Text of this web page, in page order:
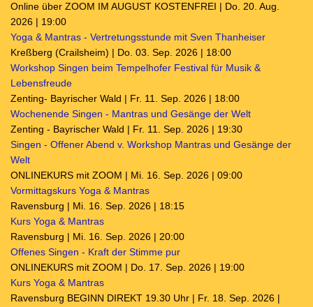
Online über ZOOM IM AUGUST KOSTENFREI | Do. 20. Aug.
2026 | 19:00
Yoga & Mantras - Vertretungsstunde mit Sven Thanheiser
Kreßberg (Crailsheim) | Do. 03. Sep. 2026 | 18:00
Workshop Singen beim Tempelhofer Festival für Musik &
Lebensfreude
Zenting- Bayrischer Wald | Fr. 11. Sep. 2026 | 18:00
Wochenende Singen - Mantras und Gesänge der Welt
Zenting - Bayrischer Wald | Fr. 11. Sep. 2026 | 19:30
Singen - Offener Abend v. Workshop Mantras und Gesänge der
Welt
ONLINEKURS mit ZOOM | Mi. 16. Sep. 2026 | 09:00
Vormittagskurs Yoga & Mantras
Ravensburg | Mi. 16. Sep. 2026 | 18:15
Kurs Yoga & Mantras
Ravensburg | Mi. 16. Sep. 2026 | 20:00
Offenes Singen - Kraft der Stimme pur
ONLINEKURS mit ZOOM | Do. 17. Sep. 2026 | 19:00
Kurs Yoga & Mantras
Ravensburg BEGINN DIREKT 19.30 Uhr | Fr. 18. Sep. 2026 |